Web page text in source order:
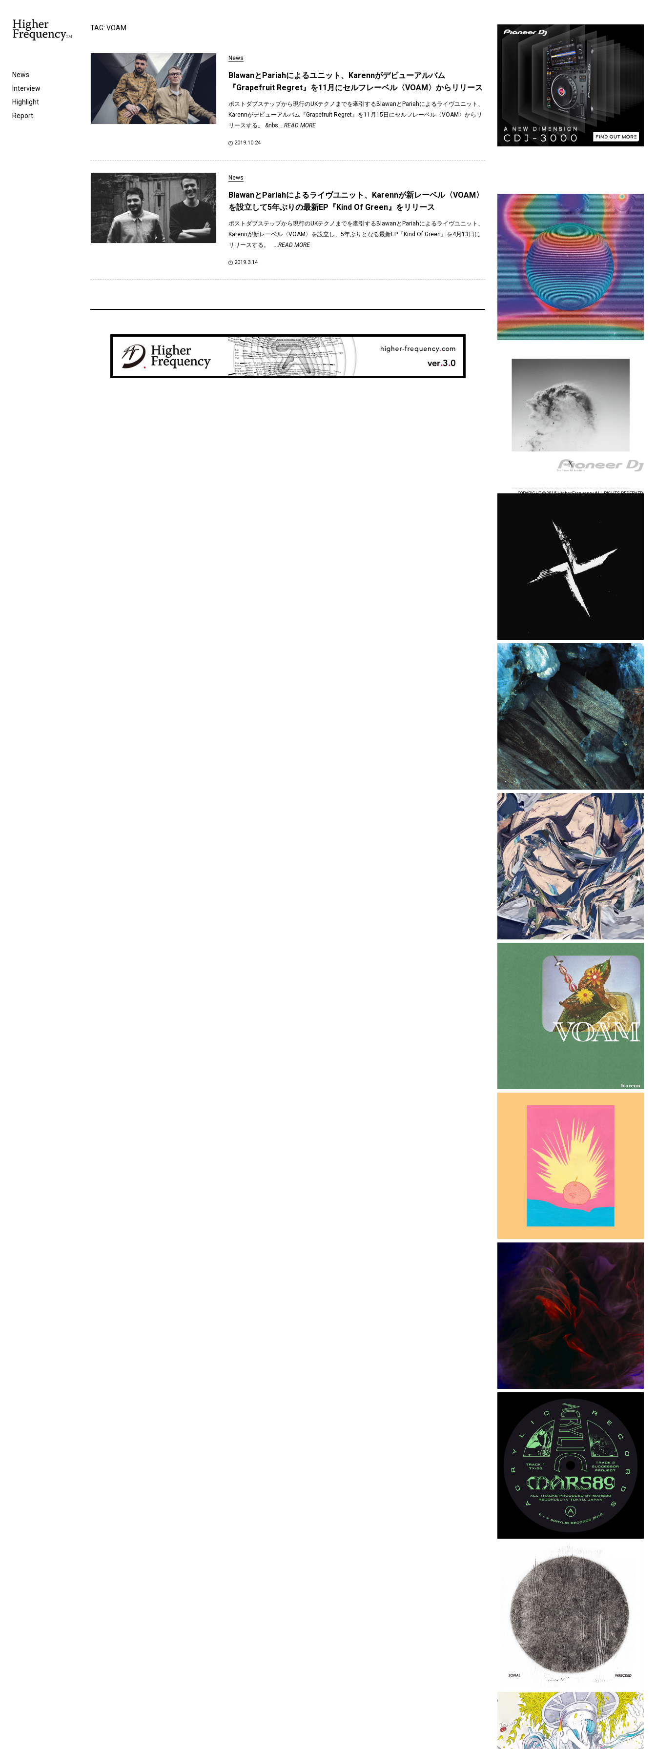
News
Interview
Highlight
Report
TAG: VOAM
News
BlawanとPariahによるユニット、Karennがデビューアルバム
『Grapefruit Regret』を11月にセルフレーベル〈VOAM〉からリリース
ポストダブステップから現行のUKテクノまでを牽引するBlawanとPariahによるライヴユニット、
Karennがデビューアルバム『Grapefruit Regret』を11月15日にセルフレーベル〈VOAM〉からリ
リースする。 &nbs...READ MORE
2019.10.24
News
BlawanとPariahによるライヴユニット、Karennが新レーベル〈VOAM〉
を設立して5年ぶりの最新EP『Kind Of Green』をリリース
ポストダブステップから現行のUKテクノまでを牽引するBlawanとPariahによるライヴユニット、
Karennが新レーベル〈VOAM〉を設立し、5年ぶりとなる最新EP『Kind Of Green』を4月13日に
リリースする。
...READ MORE
2019.3.14
COPYRIGHT © 2015 HigherFrequency ALL RIGHTS RESERVED.